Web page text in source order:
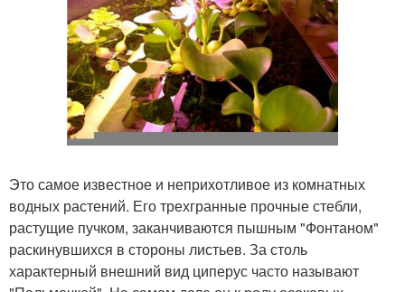
Это самое известное и неприхотливое из комнатных
водных растений. Его трехгранные прочные стебли,
растущие пучком, заканчиваются пышным "Фонтаном"
раскинувшихся в стороны листьев. За столь
характерный внешний вид циперус часто называют